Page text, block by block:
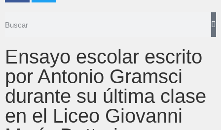
Ensayo escolar escrito
por Antonio Gramsci
durante su última clase
en el Liceo Giovanni